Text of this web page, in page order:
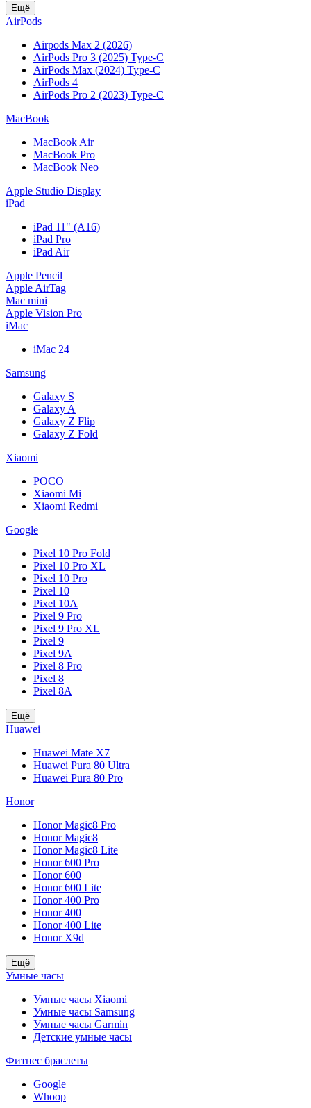
Ещё
AirPods
Airpods Max 2 (2026)
AirPods Pro 3 (2025) Type-C
AirPods Max (2024) Type-C
AirPods 4
AirPods Pro 2 (2023) Type-C
MacBook
MacBook Air
MacBook Pro
MacBook Neo
Apple Studio Display
iPad
iPad 11" (A16)
iPad Pro
iPad Air
Apple Pencil
Apple AirTag
Mac mini
Apple Vision Pro
iMac
iMac 24
Samsung
Galaxy S
Galaxy A
Galaxy Z Flip
Galaxy Z Fold
Xiaomi
POCO
Xiaomi Mi
Xiaomi Redmi
Google
Pixel 10 Pro Fold
Pixel 10 Pro XL
Pixel 10 Pro
Pixel 10
Pixel 10A
Pixel 9 Pro
Pixel 9 Pro XL
Pixel 9
Pixel 9A
Pixel 8 Pro
Pixel 8
Pixel 8A
Ещё
Huawei
Huawei Mate X7
Huawei Pura 80 Ultra
Huawei Pura 80 Pro
Honor
Honor Magic8 Pro
Honor Magic8
Honor Magic8 Lite
Honor 600 Pro
Honor 600
Honor 600 Lite
Honor 400 Pro
Honor 400
Honor 400 Lite
Honor X9d
Ещё
Умные часы
Умные часы Xiaomi
Умные часы Samsung
Умные часы Garmin
Детские умные часы
Фитнес браслеты
Google
Whoop